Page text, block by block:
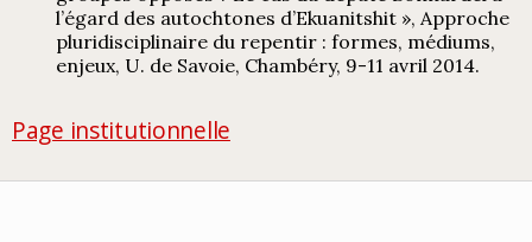
l’égard des autochtones d’Ekuanitshit », Approche
pluridisciplinaire du repentir : formes, médiums,
enjeux, U. de Savoie, Chambéry, 9-11 avril 2014.
Page institutionnelle